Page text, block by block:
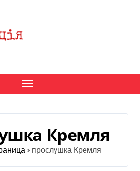
Кремля
» прослушка Кремля